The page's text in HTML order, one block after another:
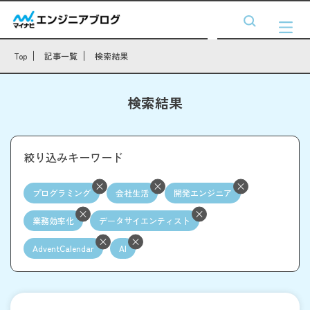
Top 記事一覧 検索結果
検索結果
絞り込みキーワード
プログラミング 会社生活 開発エンジニア
業務効率化 データサイエンティスト
AdventCalendar AI